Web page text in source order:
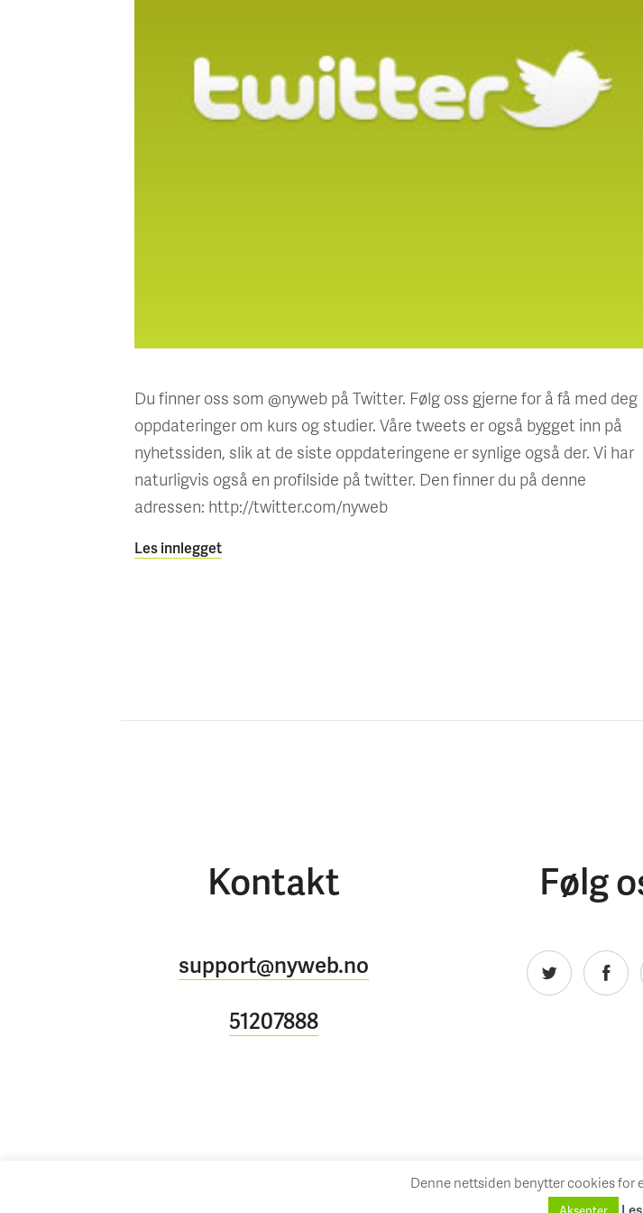
Du finner oss som @nyweb på Twitter. Følg oss gjerne for å få med deg
oppdateringer om kurs og studier. Våre tweets er også bygget inn på
nyhetssiden, slik at de siste oppdateringene er synlige også der. Vi har
naturligvis også en profilside på twitter. Den finner du på denne
adressen: http://twitter.com/nyweb
Les innlegget
Kontakt
support@nyweb.no
51207888
Følg
Denne nettsiden benytter cookies for